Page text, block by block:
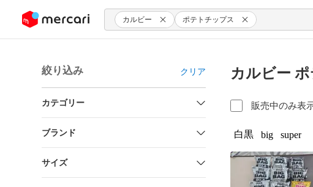
ツにスキップ カルビー ポテトチップス
絞り込み クリア
カテゴリー
ブランド
サイズ
カルビー
販売中のみ表
白黒 big super